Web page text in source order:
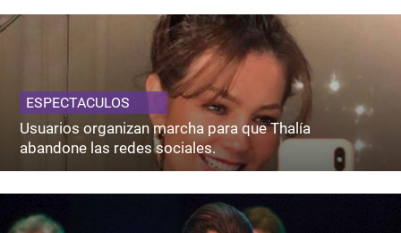
ESPECTACULOS
Usuarios organizan marcha para que Thalía
abandone las redes sociales.